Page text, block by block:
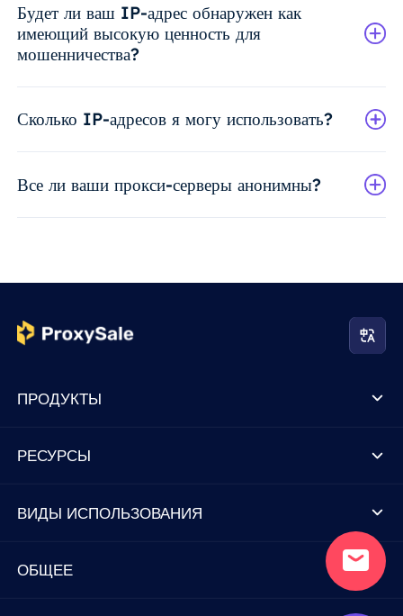
Будет ли ваш IP-адрес обнаружен как
имеющий высокую ценность для
мошенничества?
Сколько IP-адресов я могу использовать?
Все ли ваши прокси-серверы анонимны?
ПРОДУКТЫ
РЕСУРСЫ
ВИДЫ ИСПОЛЬЗОВАНИЯ
ОБЩЕЕ